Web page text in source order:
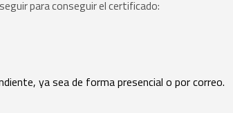
para conseguir el certificado:
ya sea de forma presencial o por correo.